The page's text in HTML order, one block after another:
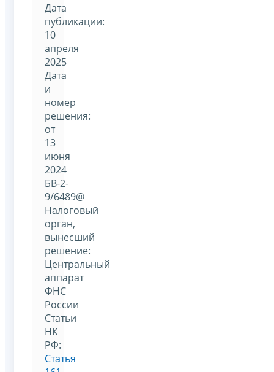
Дата
публикации:
10
апреля
2025
Дата
и
номер
решения:
от
13
июня
2024
БВ-2-
9/6489@
Налоговый
орган,
вынесший
решение:
Центральный
аппарат
ФНС
России
Статьи
НК
РФ:
Статья